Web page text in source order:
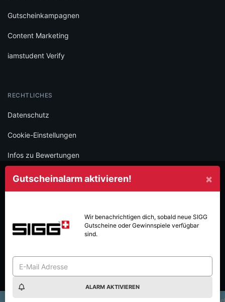
×
Gutscheinalarm aktivieren!
Wir benachrichtigen dich, sobald neue SIGG
Gutscheine oder Gewinnspiele verfügbar
sind.
ALARM AKTIVIEREN
Gutscheinkampagnen
Content Marketing
iamstudent Verify
RECHTLICHES
Datenschutz
Cookie-Einstellungen
Infos zu Bewertungen
AGB
Folge iamstudent und verpasse keine Deals mehr.
Made with
in Vienna.